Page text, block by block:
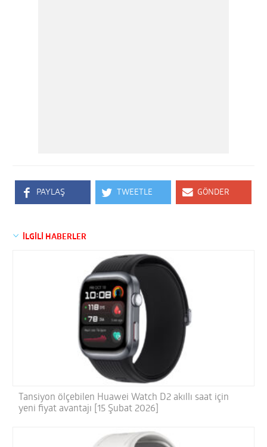
PAYLAŞ TWEETLE GÖNDER
İLGİLİ HABERLER
Tansiyon ölçebilen Huawei Watch D2 akıllı saat için
yeni fiyat avantajı [15 Şubat 2026]